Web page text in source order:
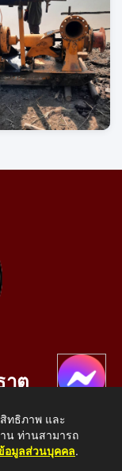
าตุ
414759
ทธิภาพ และ
น ท่านสามารถ
อมูลส่วนบุคคล.